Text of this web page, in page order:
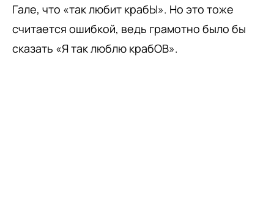
Гале, что «так любит крабЫ». Но это тоже
считается ошибкой, ведь грамотно было бы
сказать «Я так люблю крабОВ».